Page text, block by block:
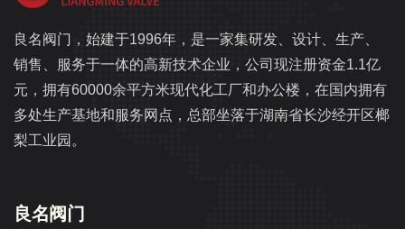
良名阀门，始建于1996年，是一家集研发、设计、生产、
销售、服务于一体的高新技术企业，公司现注册资金1.1亿
元，拥有60000余平方米现代化工厂和办公楼，在国内拥有
多处生产基地和服务网点，总部坐落于湖南省长沙经开区榔
梨工业园。
良名阀门